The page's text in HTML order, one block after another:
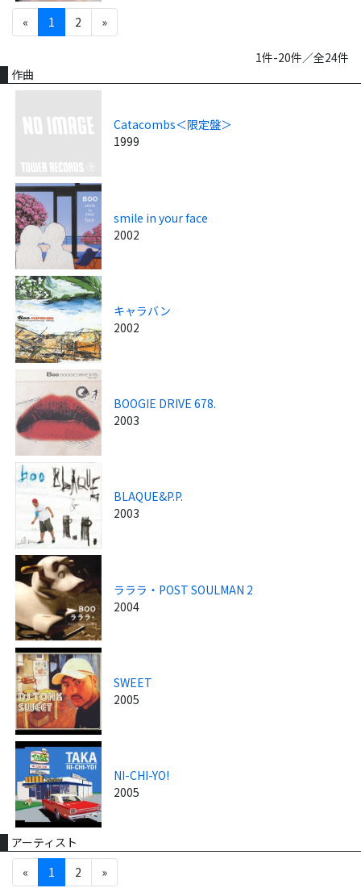
« 1 2 »
1件-20件／全24件
作曲
Catacombs＜限定盤＞
1999
smile in your face
2002
キャラバン
2002
BOOGIE DRIVE 678.
2003
BLAQUE&P.P.
2003
ラララ・POST SOULMAN 2
2004
SWEET
2005
NI-CHI-YO!
2005
アーティスト
«
1 2 »